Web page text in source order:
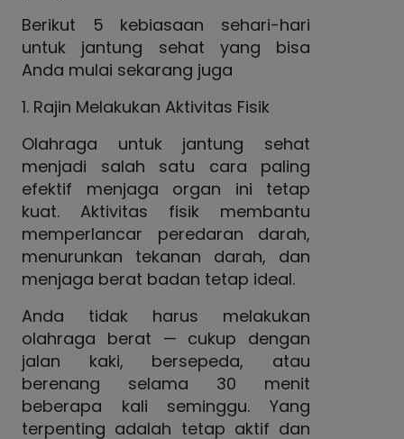
Berikut 5 kebiasaan sehari-hari
untuk jantung sehat yang bisa
Anda mulai sekarang juga
1. Rajin Melakukan Aktivitas Fisik
Olahraga untuk jantung sehat
menjadi salah satu cara paling
efektif menjaga organ ini tetap
kuat. Aktivitas fisik membantu
memperlancar peredaran darah,
menurunkan tekanan darah, dan
menjaga berat badan tetap ideal.
Anda tidak harus melakukan
olahraga berat — cukup dengan
jalan kaki, bersepeda, atau
berenang selama 30 menit
beberapa kali seminggu. Yang
terpenting adalah tetap aktif dan